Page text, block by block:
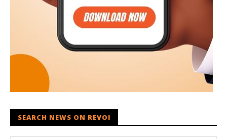
SEARCH NEWS ON REVOI